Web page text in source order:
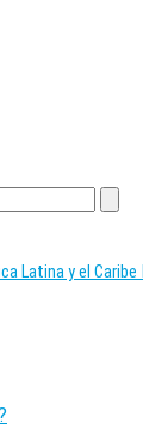
Latina y el Caribe